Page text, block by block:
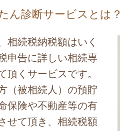
ん診断サービスとは？
相続税納税額はいく
申告に詳しい相続専
頂くサービスです。
（被相続人）の預貯
保険や不動産等の有
せて頂き、相続税額